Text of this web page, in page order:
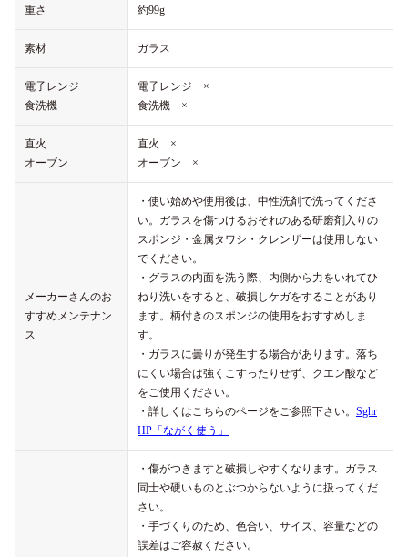
重さ 約99g
素材 ガラス
電子レンジ
食洗機
電子レンジ ×
食洗機 ×
直火
オーブン
直火 ×
オーブン ×
メーカーさんのお
すすめメンテナン
ス
・使い始めや使用後は、中性洗剤で洗ってくださ
い。ガラスを傷つけるおそれのある研磨剤入りの
スポンジ・金属タワシ・クレンザーは使用しない
でください。
・グラスの内面を洗う際、内側から力をいれてひ
ねり洗いをすると、破損しケガをすることがあり
ます。柄付きのスポンジの使用をおすすめしま
す。
・ガラスに曇りが発生する場合があります。落ち
にくい場合は強くこすったりせず、クエン酸など
をご使用ください。
・詳しくはこちらのページをご参照下さい。 Sghr
HP「ながく使う」
・傷がつきますと破損しやすくなります。ガラス
同士や硬いものとぶつからないように扱ってくだ
さい。
・手づくりのため、色合い、サイズ、容量などの
誤差はご容赦ください。